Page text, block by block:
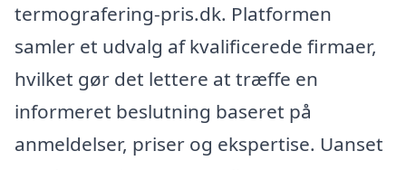
termografering-pris.dk. Platformen
samler et udvalg af kvalificerede firmaer,
hvilket gør det lettere at træffe en
informeret beslutning baseret på
anmeldelser, priser og ekspertise. Uanset